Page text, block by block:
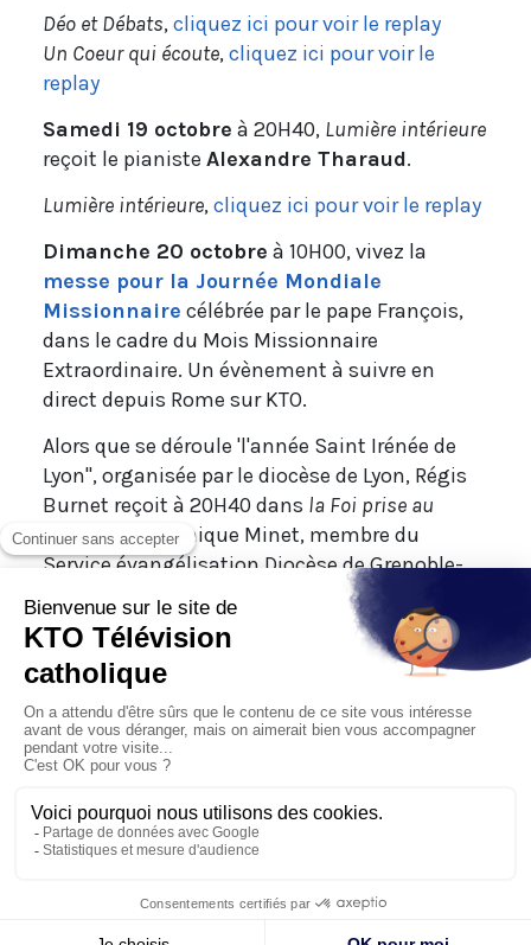
Déo et Débats,cliquez ici pour voir le replay
Un Coeur qui écoute,cliquez ici pour voir le
replay
Samedi 19 octobre à 20H40, Lumière intérieure
reçoit le pianiste Alexandre Tharaud.
Lumière intérieure,cliquez ici pour voir le replay
Dimanche 20 octobre à 10H00, vivez la
messe pour la Journée Mondiale
Missionnaire célébrée par le pape François,
dans le cadre du Mois Missionnaire
Extraordinaire. Un évènement à suivre en
direct depuis Rome sur KTO.
Alors que se déroule 'l'année Saint Irénée de
Lyon", organisée par le diocèse de Lyon, Régis
Burnet reçoit à 20H40 dans la Foi prise au
Mot, soeur Véronique Minet, membre du
Service évangélisation Diocèse de Grenoble-
Vienne et auteur de
Prier 15 jours avec saint
Irénée de Lyon(Ed. Nouvelle Cité), et le frère Elie
Ayroulet, vice-postulateur de la cause de saint
Irénée. Vous découvrirez la vie de saint Irénée
de Lyon, haute figure de l’Église du IIe siècle.
La Foi prise au Mot
Bon week-end sur KTO !